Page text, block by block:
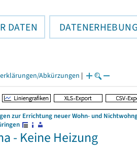
DATEN DATENERHEBUNG
Abkürzungen |
zur Errichtung neuer Wohn- und
- Keine Heizung